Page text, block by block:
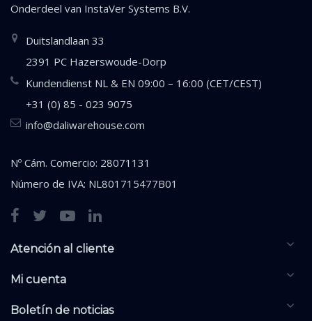
Onderdeel van InstaVer Systems B.V.
Duitslandlaan 33
2391 PC Hazerswoude-Dorp
Kundendienst NL & EN 09:00 – 16:00 (CET/CEST)
+31 (0) 85 - 023 9075
info@daliwarehouse.com
Nº Cám. Comercio: 28071131
Número de IVA: NL801715477B01
Atención al cliente
Mi cuenta
Boletín de noticias